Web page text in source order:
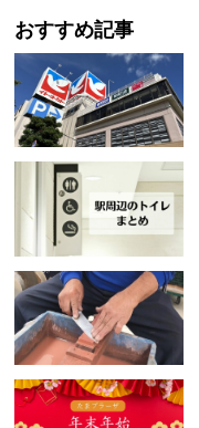
おすすめ記事